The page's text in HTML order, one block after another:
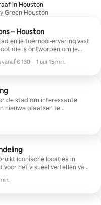
in Houston
Green Houston
– Houston
en je toernooi-ervaring vast
die is ontworpen om je
WK-gaststad te bewaren.
om hun favoriete land of
die de opwinding van het
hun tijd in Houston willen
vanaf € 130 · 1 uur 15 min.
de stad om interessante
nieuwe plaatsen te
voor foto's.
iconische locaties in
voor het visueel vertellen van
verbinding in de stad.
of kleine groepen.